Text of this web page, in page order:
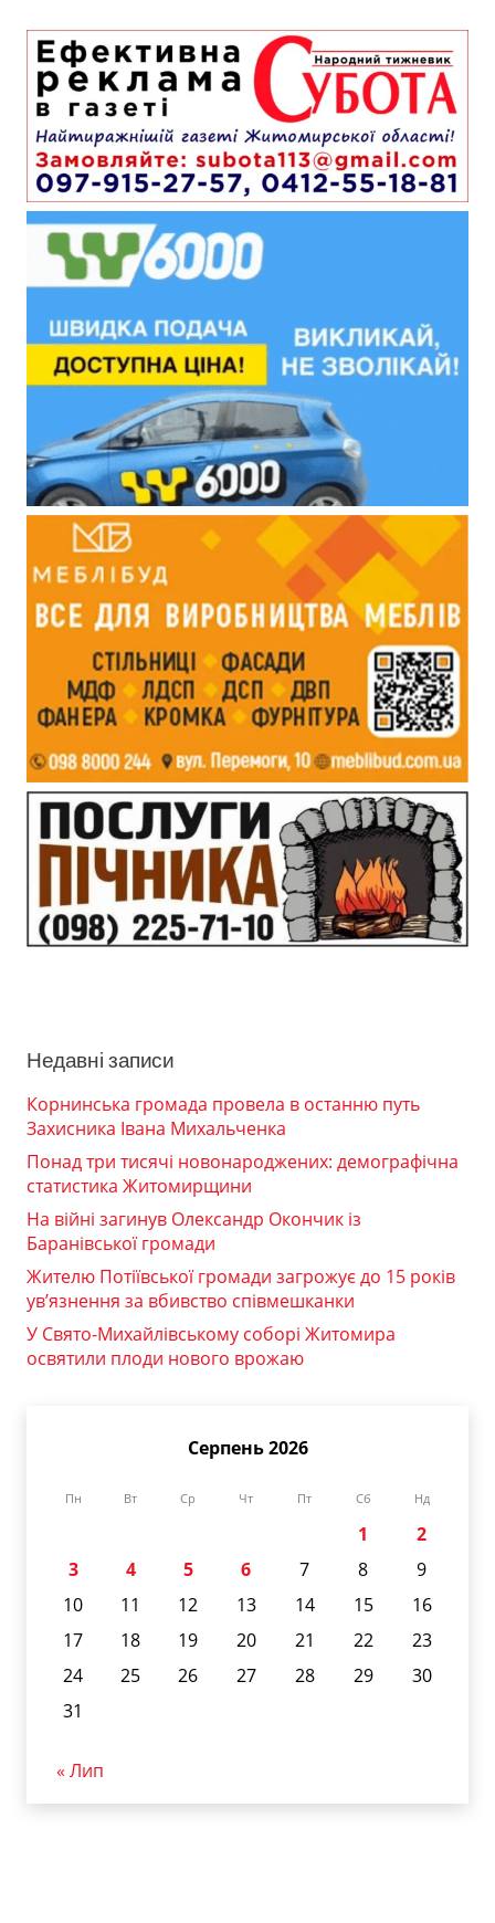
Недавні записи
Корнинська громада провела в останню путь
Захисника Івана Михальченка
Понад три тисячі новонароджених: демографічна
статистика Житомирщини
На війні загинув Олександр Окончик із
Баранівської громади
Жителю Потіївської громади загрожує до 15 років
ув’язнення за вбивство співмешканки
У Свято-Михайлівському соборі Житомира
освятили плоди нового врожаю
Серпень 2026
Пн Вт Ср Чт Пт Сб Нд
1
2
3
4 5 6 7 8
9
10
11 12 13 14 15
16
17
18 19 20 21 22
23
24
25 26 27 28 29
30
31
« Лип